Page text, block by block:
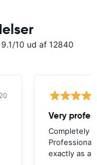
10 ud af 12840
Completely
exactly as